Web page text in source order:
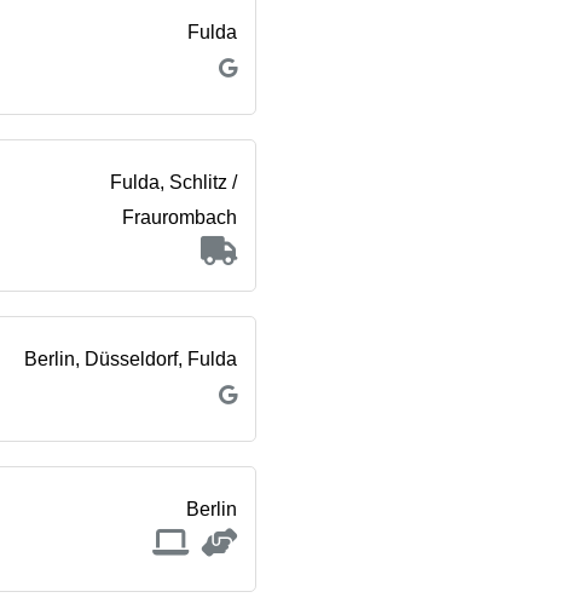
Fulda
Fulda, Schlitz /
Fraurombach
Berlin, Düsseldorf, Fulda
Berlin